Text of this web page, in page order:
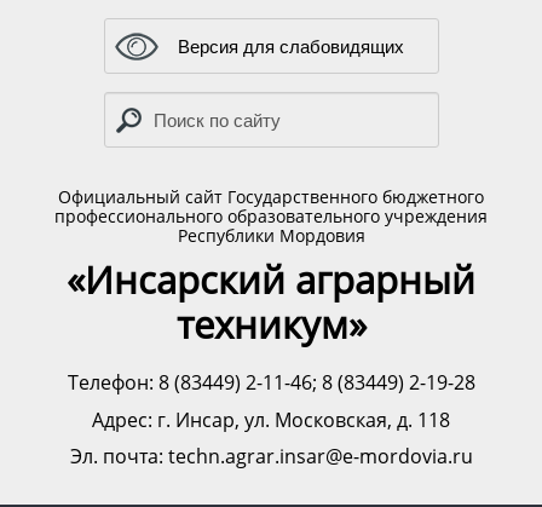
Версия для слабовидящих
Официальный сайт Государственного бюджетного
профессионального образовательного учреждения
Республики Мордовия
«Инсарский аграрный
техникум»
Телефон: 8 (83449) 2-11-46; 8 (83449) 2-19-28
Адрес: г. Инсар, ул. Московская, д. 118
Эл. почта: techn.agrar.insar@e-mordovia.ru